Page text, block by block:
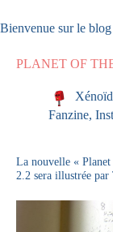
au
contenu
Bienvenue sur le
PLANET OF
Fanzine,
La nouvelle «
2.2 sera illustrée